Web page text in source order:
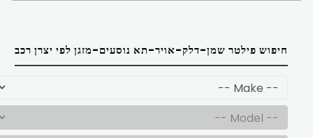
חיפוש פילטר שמן-דלק-אויר-תא נוסעים-מזגן לפי יצרן רכב